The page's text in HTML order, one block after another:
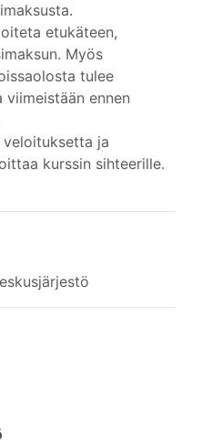
etukäteen,
Myös
tulee
ennen
ja
kurssin sihteerille.